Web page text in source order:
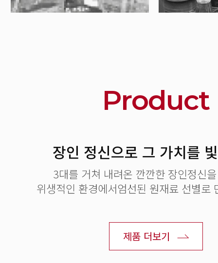
Product
장인 정신으로 그 가치를
3대를 거쳐 내려온 깐깐한 장인정신
위생적인 환경에서엄선된 원재료 선별로
제품 더보기